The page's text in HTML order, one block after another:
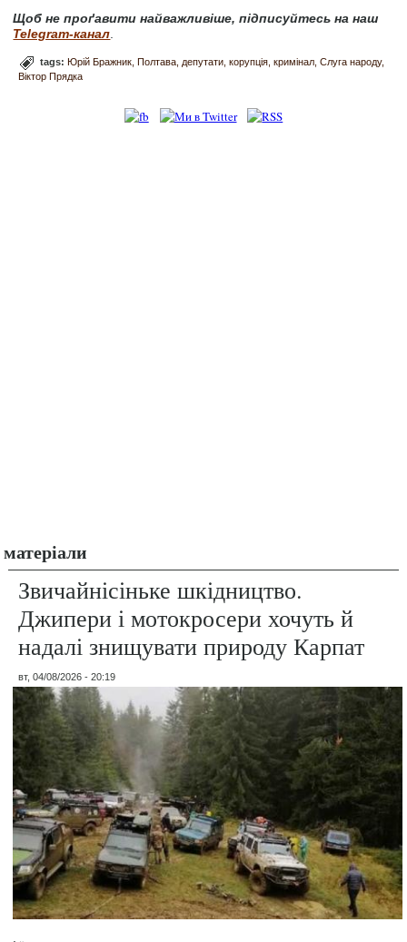
Щоб не проґавити найважливіше, підписуйтесь на наш
Telegram-канал.
tags: Юрій Бражник Полтава депутати корупція кримінал Слуга народу
Віктор Прядка
матеріали
Звичайнісіньке шкідництво.
Джипери і мотокросери хочуть й
надалі знищувати природу Карпат
вт, 04/08/2026 - 20:19